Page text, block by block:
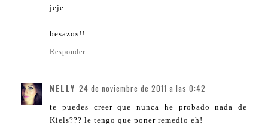
jeje.
besazos!!
Responder
NELLY 24 de noviembre de 2011 a las 0:42
te puedes creer que nunca he probado nada de
Kiels??? le tengo que poner remedio eh!